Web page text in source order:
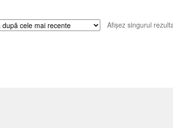
Afișez singurul